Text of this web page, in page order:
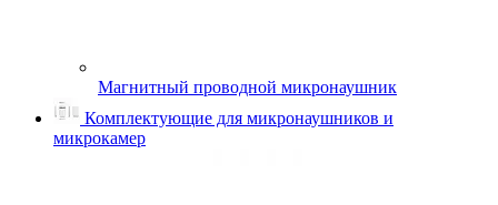
Магнитный проводной микронаушник
Комплектующие для микронаушников и
микрокамер